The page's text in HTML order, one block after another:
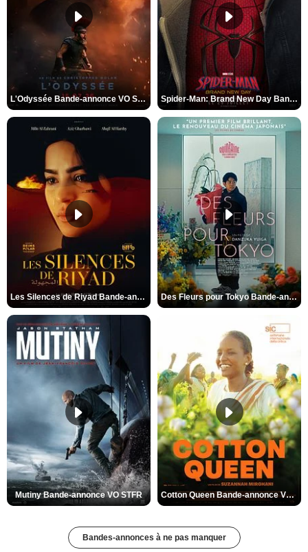
L'Odyssée Bande-annonce VO STFR Spider-Man: Brand New Day Bande-annonce VO STFR
Les Silences de Riyad Bande-annonce VO STFR Des Fleurs pour Tokyo Bande-annonce VO STFR
Mutiny Bande-annonce VO STFR Cotton Queen Bande-annonce VO STFR
Bandes-annonces à ne pas manquer